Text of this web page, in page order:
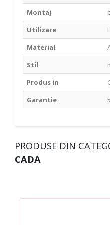
Montaj
Utilizare
Material
Stil
Produs in
Garantie
PRODUSE DIN
CADA